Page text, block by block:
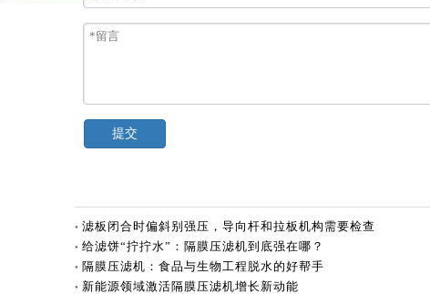
提交
滤板闭合时偏斜别强压，导向杆和拉板机构需要检查
给滤饼“拧拧水”：隔膜压滤机到底强在哪？
隔膜压滤机：食品与生物工程脱水的好帮手
新能源领域激活隔膜压滤机增长新动能